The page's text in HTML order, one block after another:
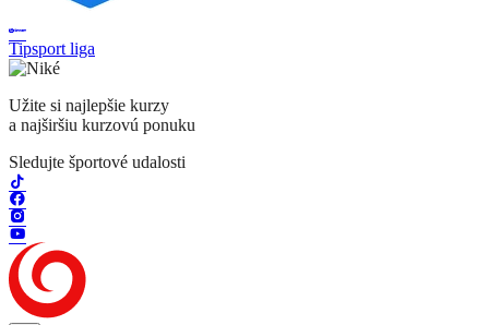
Tipsport liga
Užite si najlepšie kurzy
a najširšiu kurzovú ponuku
Sledujte športové udalosti